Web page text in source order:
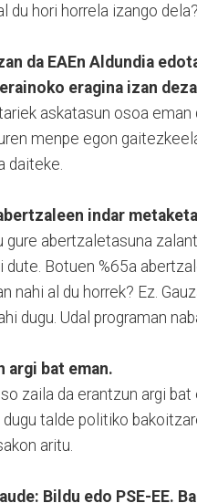
du hori horrela izango
da EAEn Aldundia
eragina izan
askatasun osoa
menpe egon
daiteke.
indar
gure abertzaletasuna
Botuen %65a
nahi al du horrek? Ez.
dugu. Udal programan
argi bat eman.
zaila da erantzun argi
dugu talde politiko
aritu.
Bildu edo PSE-EE.